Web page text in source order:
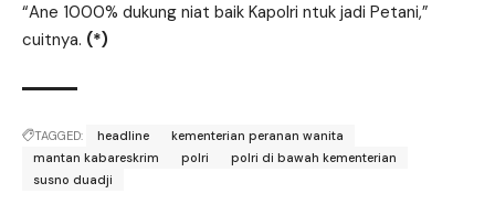
“Ane 1000% dukung niat baik Kapolri ntuk jadi Petani,”
cuitnya. (*)
TAGGED: headline
kementerian peranan wanita
mantan kabareskrim
polri
polri di bawah kementerian
susno duadji